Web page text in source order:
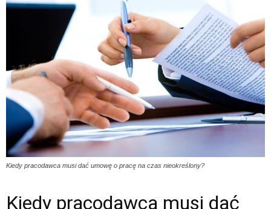
Kiedy pracodawca musi dać umowę o pracę na czas nieokreślony?
Kiedy pracodawca musi dać